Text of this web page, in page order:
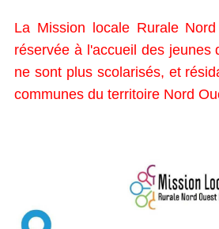
La Mission locale Rurale
réservée à l'accueil des jeunes
ne sont plus scolarisés, et
communes du territoire Nord